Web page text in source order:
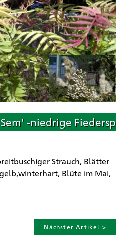
-niedrige
Strauch, Blätter
Blüte im Mai,
Nächster Artikel >